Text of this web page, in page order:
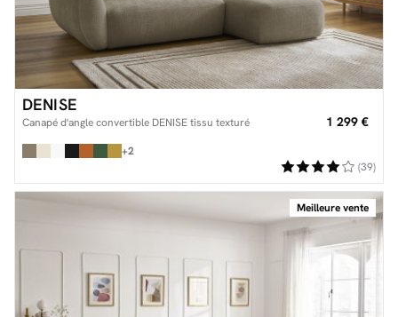
DENISE
Canapé d'angle convertible DENISE tissu texturé 1 299 €
+2
(39)
Meilleure vente